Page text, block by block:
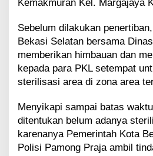
S
e
p
a
n
n
g
J
a
Kemakmuran Kel. Margajaya
Sebelum dilakukan
Bekasi Selatan bersama
memberikan himbauan dan
kepada para PKL setempat
sterilisasi area di zona area
Menyikapi sampai batas
ditentukan belum adanya
karenanya Pemerintah Kota
Polisi Pamong Praja ambil